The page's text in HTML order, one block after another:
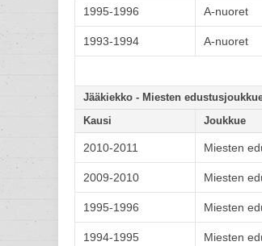
1995-1996 A-nuoret
1993-1994 A-nuoret
Jääkiekko - Miesten
Kausi
Joukkue
2010-2011 Miesten
2009-2010 Miesten
1995-1996 Miesten
1994-1995 Miesten